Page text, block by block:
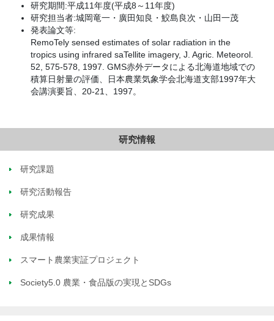
研究期間:平成11年度(平成8～11年度)
研究担当者:城岡竜一・廣田知良・鮫島良次・山田一茂
発表論文等:
RemoTely sensed estimates of solar radiation in the
tropics using infrared saTellite imagery, J. Agric. Meteorol.
52, 575-578, 1997. GMS赤外データによる北海道地域での
積算日射量の評価、日本農業気象学会北海道支部1997年大
会講演要旨、20-21、1997。
研究情報
研究課題
研究活動報告
研究成果
成果情報
スマート農業実証プロジェクト
Society5.0 農業・食品版の実現とSDGs